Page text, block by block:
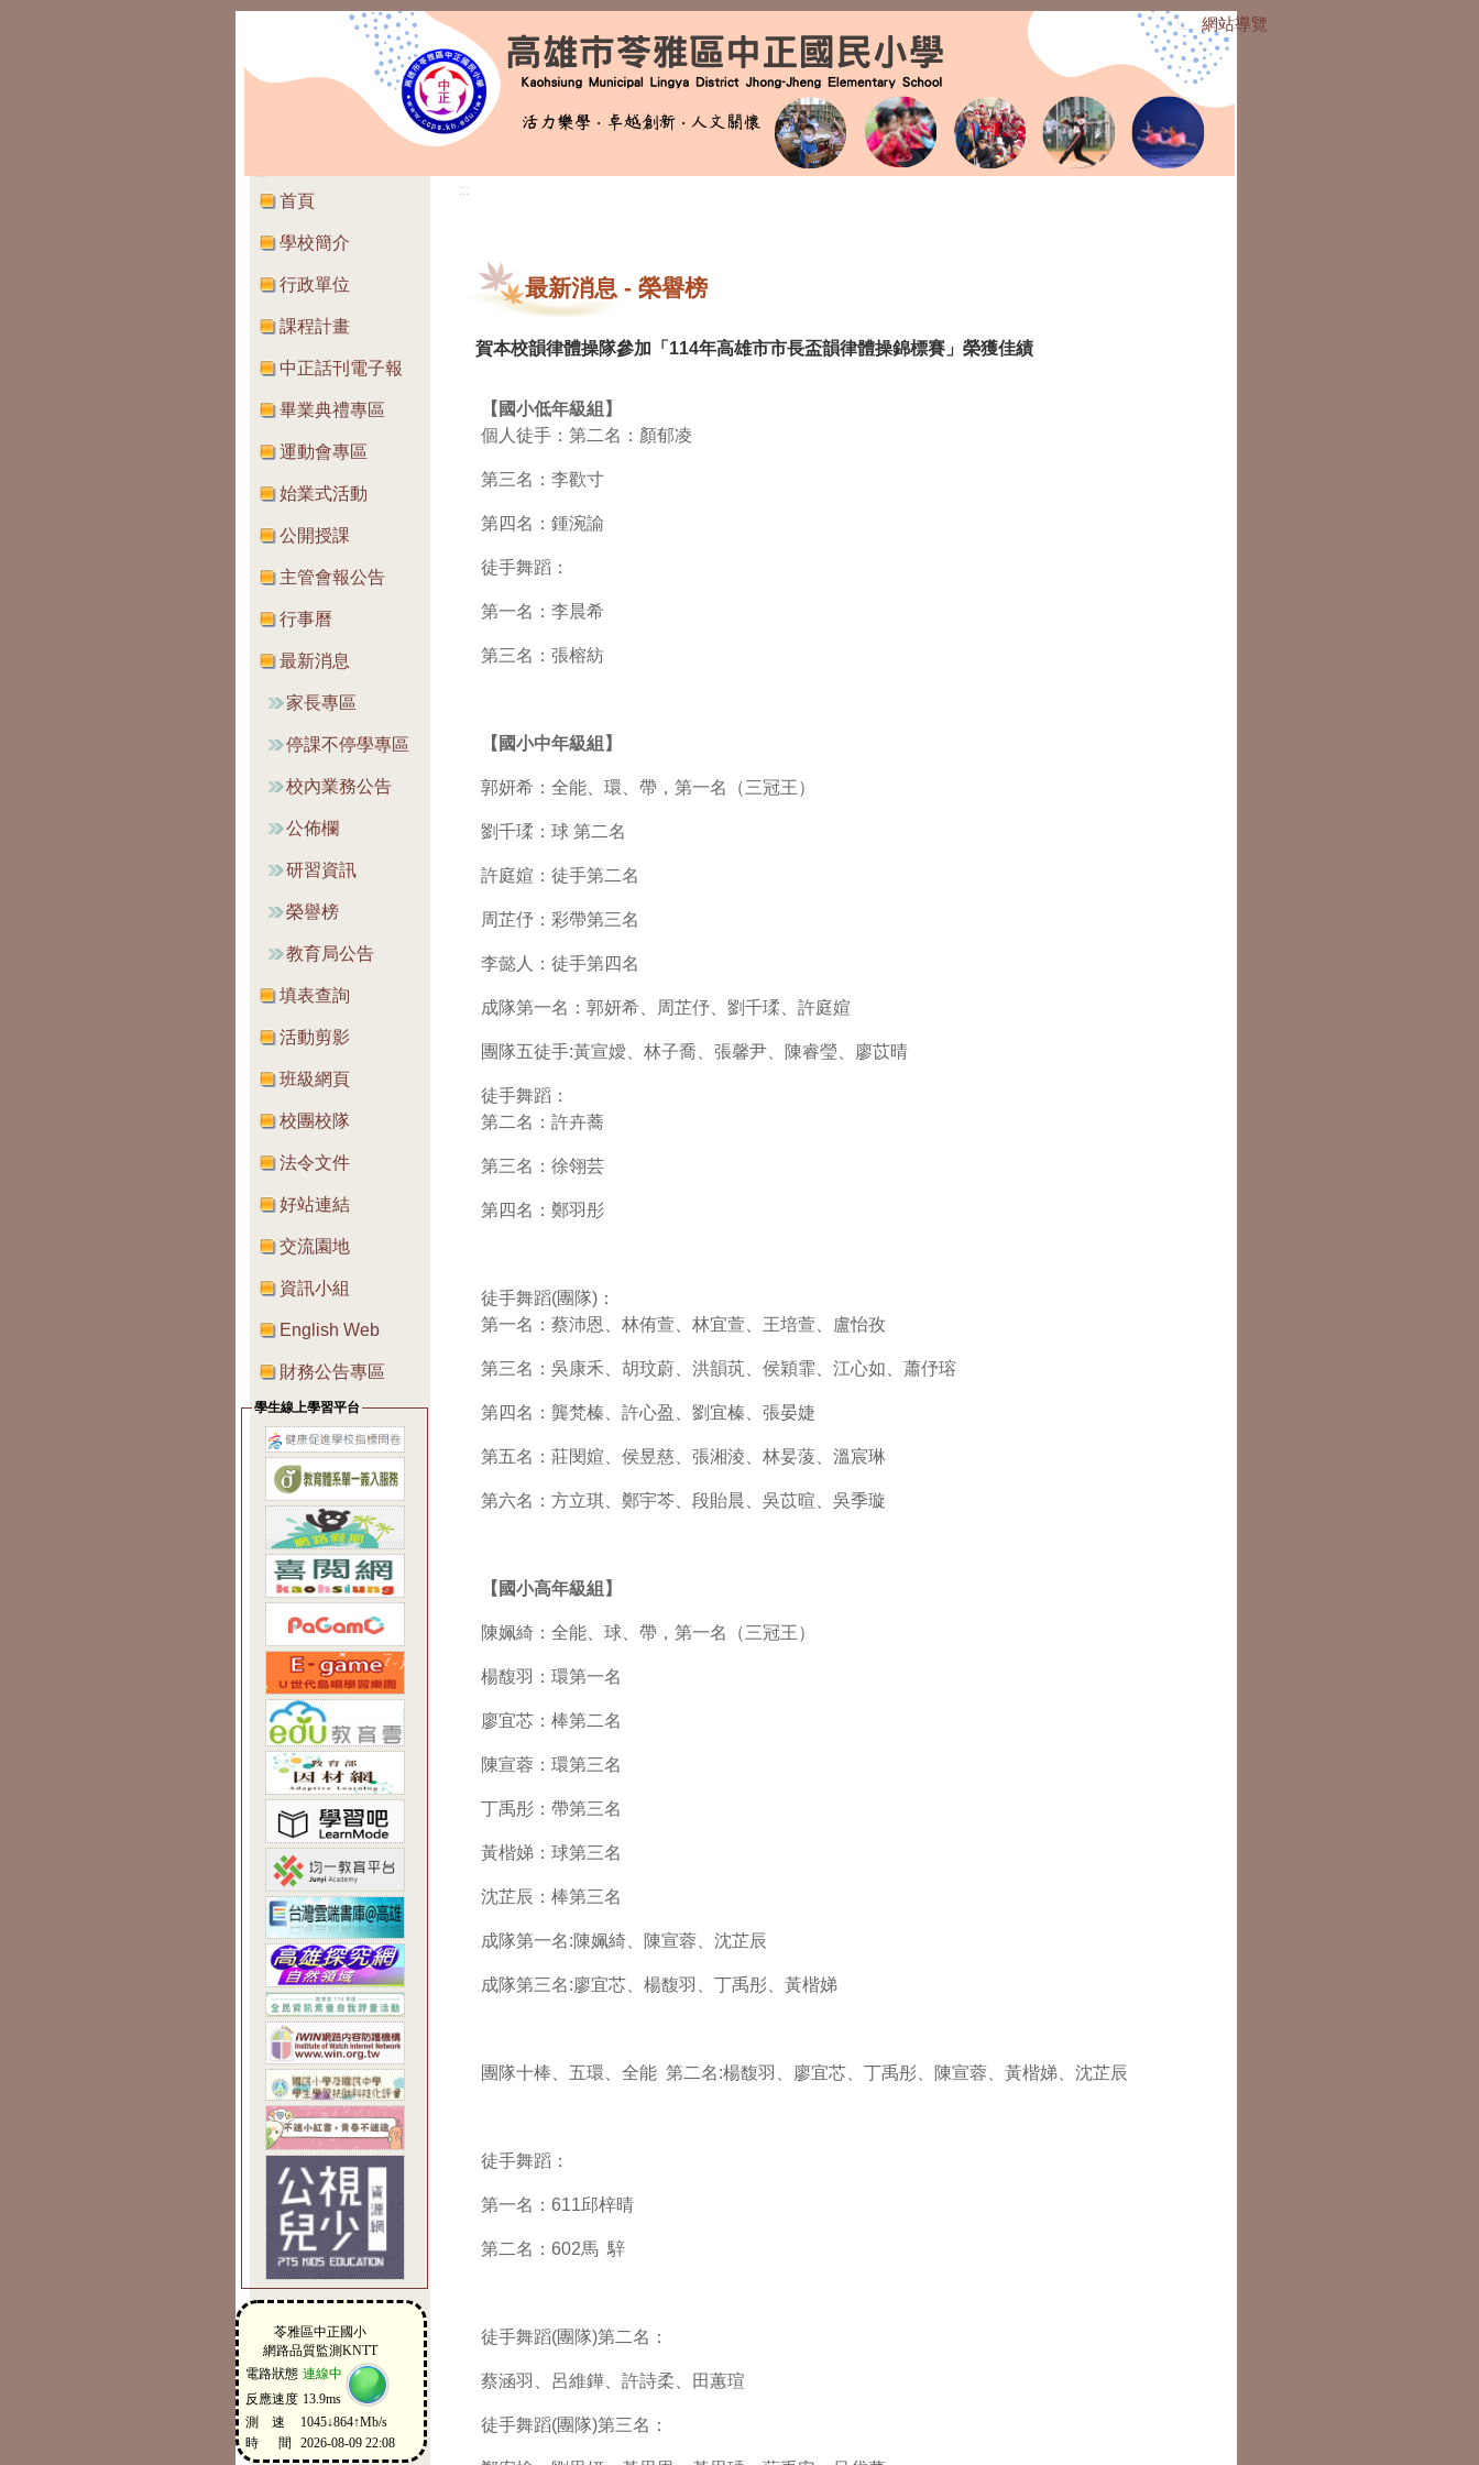
::: 網站導覽
:::
首頁
學校簡介
行政單位
課程計畫
中正話刊電子報
畢業典禮專區
運動會專區
始業式活動
公開授課
主管會報公告
行事曆
最新消息
家長專區
停課不停學專區
校內業務公告
公佈欄
研習資訊
榮譽榜
教育局公告
填表查詢
活動剪影
班級網頁
校團校隊
法令文件
好站連結
交流園地
資訊小組
English Web
財務公告專區
學生線上學習平台
:::
最新消息 - 榮譽榜
賀本校韻律體操隊參加「114年高雄市市長盃韻律體操錦標賽」榮獲佳績
【國小低年級組】
個人徒手：第二名：顏郁凌
第三名：李歡寸
第四名：鍾涴諭
徒手舞蹈：
第一名：李晨希
第三名：張榕紡
【國小中年級組】
郭妍希：全能、環、帶，第一名（三冠王）
劉千瑈：球 第二名
許庭媗：徒手第二名
周芷伃：彩帶第三名
李懿人：徒手第四名
成隊第一名：郭妍希、周芷伃、劉千瑈、許庭媗
團隊五徒手:黃宣嬡、林子喬、張馨尹、陳睿瑩、廖苡晴
徒手舞蹈：
第二名：許卉蕎
第三名：徐翎芸
第四名：鄭羽彤
徒手舞蹈(團隊)：
第一名：蔡沛恩、林侑萱、林宜萱、王培萱、盧怡孜
第三名：吳康禾、胡玟蔚、洪韻茿、侯穎霏、江心如、蕭伃瑢
第四名：龔梵榛、許心盈、劉宜榛、張晏婕
第五名：莊閔媗、侯昱慈、張湘淩、林妟蔆、溫宸琳
第六名：方立琪、鄭宇芩、段貽晨、吳苡暄、吳季璇
【國小高年級組】
陳姵綺：全能、球、帶，第一名（三冠王）
楊馥羽：環第一名
廖宜芯：棒第二名
陳宣蓉：環第三名
丁禹彤：帶第三名
黃楷娣：球第三名
沈芷辰：棒第三名
成隊第一名:陳姵綺、陳宣蓉、沈芷辰
成隊第三名:廖宜芯、楊馥羽、丁禹彤、黃楷娣
團隊十棒、五環、全能 第二名:楊馥羽、廖宜芯、丁禹彤、陳宣蓉、黃楷娣、沈芷辰
徒手舞蹈：
第一名：611邱梓晴
第二名：602馬 騂
徒手舞蹈(團隊)第二名：
蔡涵羽、呂維鏵、許詩柔、田蕙瑄
徒手舞蹈(團隊)第三名：